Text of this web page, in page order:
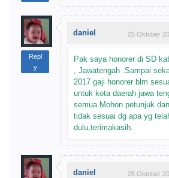
Repl
y
daniel 25 Oktober
Pak saya honorer di SD
, Jawatengah .Sampai
2017 gaji honorer blm
untuk kota daerah jawa
semua.Mohon petunjuk
tidak sesuai dg apa yg
dulu,terimakasih.
daniel 25 Oktober